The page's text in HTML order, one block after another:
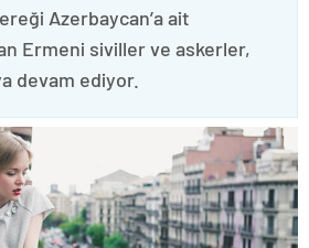
Azerbaycan’a ait
Ermeni siviller ve askerler,
devam ediyor.